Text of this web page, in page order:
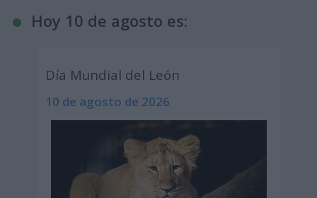
Hoy 10 de agosto es:
Día Mundial del León
10 de agosto de 2026